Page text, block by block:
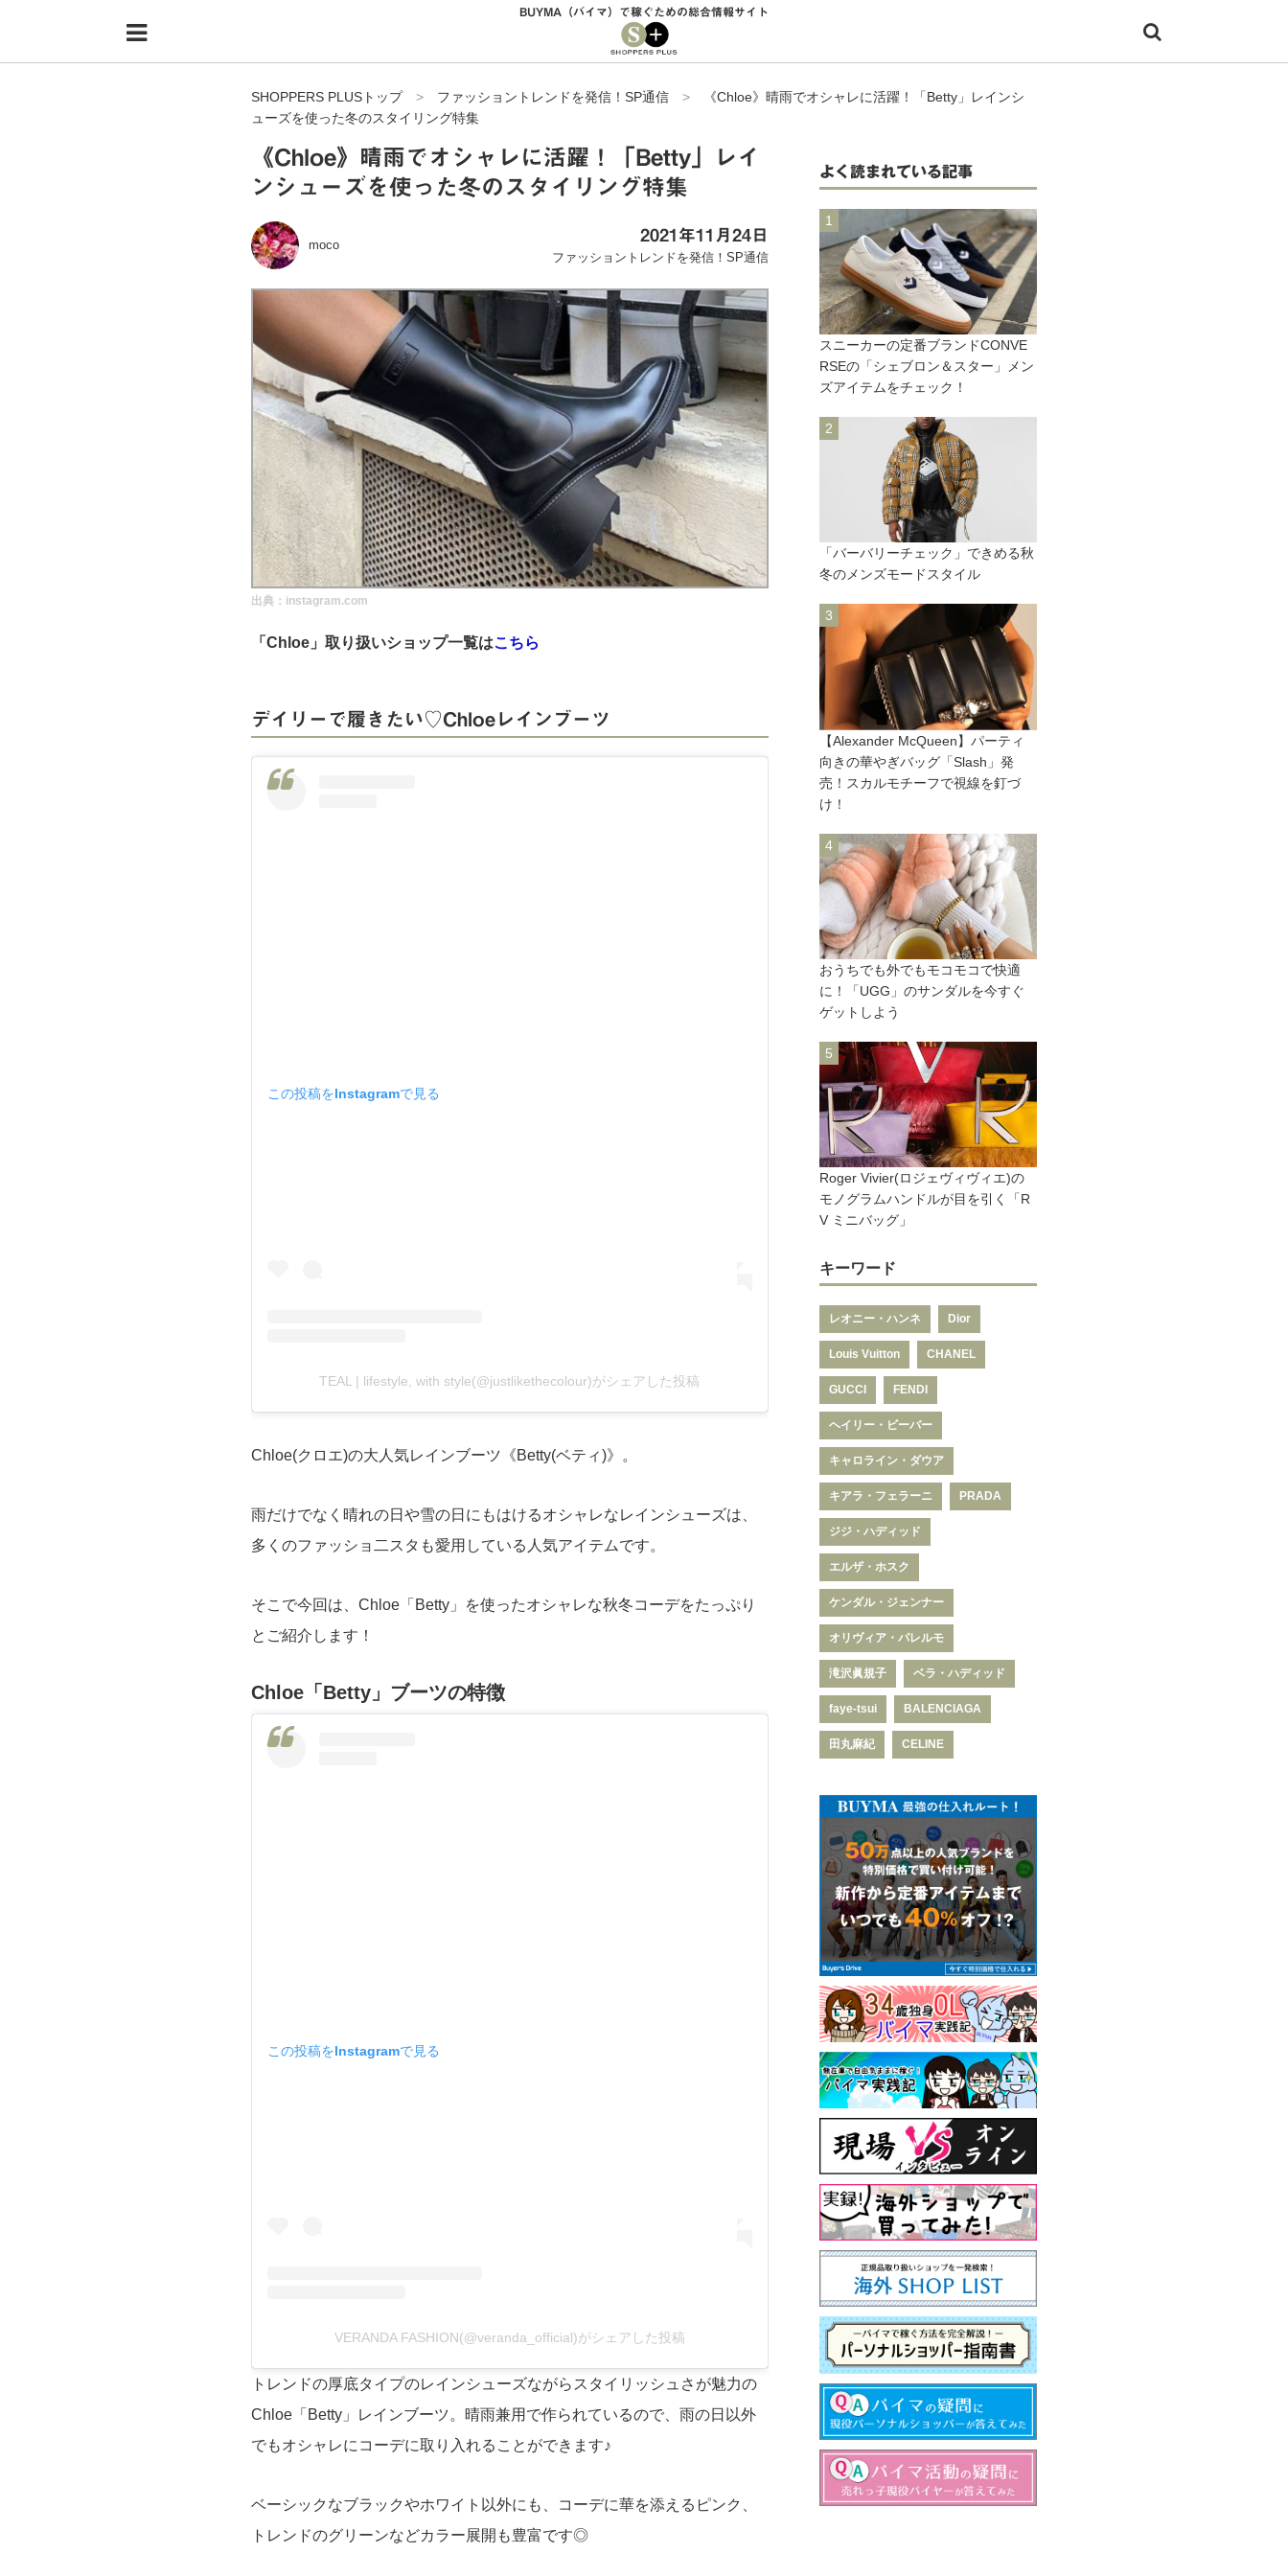
HOME
無在庫で自由気ままに稼ぐ！バイマ実践記
バイマの疑問に現役パーソナルショッパーが答えてみた
バイマ活動の疑問に売れっ子現役バイヤーが答えてみた
BUYMA（バイマ）で稼ぐための総合情報サイト
SHOPPERS PLUSトップ> ファッショントレンドを発信！SP通信 >
《Chloe》晴雨でオシャレに活躍！「Betty」レインシ
ューズを使った冬のスタイリング特集
《Chloe》晴雨でオシャレに活躍！「Betty」レイ
ンシューズを使った冬のスタイリング特集
moco
2021年11月24日
ファッショントレンドを発信！SP通信
出典：instagram.com
「Chloe」取り扱いショップ一覧はこちら
デイリーで履きたい♡Chloeレインブーツ
この投稿をInstagramで見る
TEAL | lifestyle, with style(@justlikethecolour)がシェアした投稿
Chloe(クロエ)の大人気レインブーツ《Betty(ベティ)》。
雨だけでなく晴れの日や雪の日にもはけるオシャレなレインシューズは、
多くのファッショ二スタも愛用している人気アイテムです。
そこで今回は、Chloe「Betty」を使ったオシャレな秋冬コーデをたっぷり
とご紹介します！
Chloe「Betty」ブーツの特徴
この投稿をInstagramで見る
VERANDA FASHION(@veranda_official)がシェアした投稿
トレンドの厚底タイプのレインシューズながらスタイリッシュさが魅力の
Chloe「Betty」レインブーツ。晴雨兼用で作られているので、雨の日以外
でもオシャレにコーデに取り入れることができます♪
ベーシックなブラックやホワイト以外にも、コーデに華を添えるピンク、
トレンドのグリーンなどカラー展開も豊富です◎
よく読まれている記事
スニーカーの定番ブランドCONVE
RSEの「シェブロン＆スター」メン
ズアイテムをチェック！
「バーバリーチェック」できめる秋
冬のメンズモードスタイル
【Alexander McQueen】パーティ
向きの華やぎバッグ「Slash」発
売！スカルモチーフで視線を釘づ
け！
おうちでも外でもモコモコで快適
に！「UGG」のサンダルを今すぐ
ゲットしよう
Roger Vivier(ロジェヴィヴィエ)の
モノグラムハンドルが目を引く「R
V ミニバッグ」
キーワード
レオニー・ハンネ Dior
Louis Vuitton CHANEL
GUCCI FENDI
ヘイリー・ビーバー
キャロライン・ダウア
キアラ・フェラーニ PRADA
ジジ・ハディッド
エルザ・ホスク
ケンダル・ジェンナー
オリヴィア・パレルモ
滝沢眞規子 ベラ・ハディッド
faye-tsui BALENCIAGA
田丸麻紀 CELINE